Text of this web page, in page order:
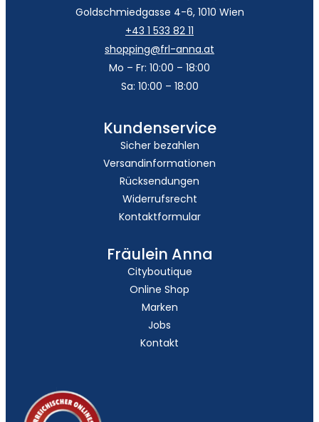
Goldschmiedgasse 4-6, 1010 Wien
+43 1 533 82 11
shopping@frl-anna.at
Mo – Fr: 10:00 – 18:00
Sa: 10:00 – 18:00
Kundenservice
Sicher bezahlen
Versandinformationen
Rücksendungen
Widerrufsrecht
Kontaktformular
Fräulein Anna
Cityboutique
Online Shop
Marken
Jobs
Kontakt